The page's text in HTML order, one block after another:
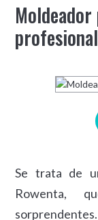
profesional
Se trata de
Rowenta,